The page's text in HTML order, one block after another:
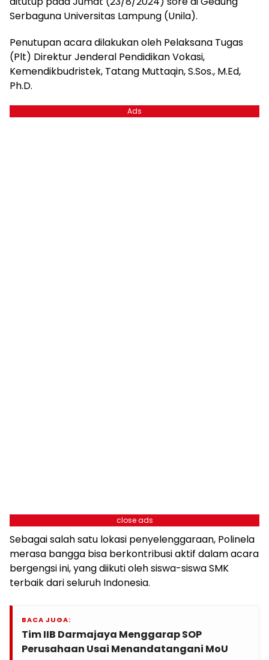
Serbaguna Universitas Lampung (Unila).
Penutupan acara dilakukan oleh Pelaksana Tugas
(Plt) Direktur Jenderal Pendidikan Vokasi,
Kemendikbudristek, Tatang Muttaqin, S.Sos., M.Ed,
Ph.D.
Ads
close ads
Sebagai salah satu lokasi penyelenggaraan, Polinela
merasa bangga bisa berkontribusi aktif dalam acara
bergengsi ini, yang diikuti oleh siswa-siswa SMK
terbaik dari seluruh Indonesia.
BACA JUGA:
Tim IIB Darmajaya Menggarap SOP
Perusahaan Usai Menandatangani MoU